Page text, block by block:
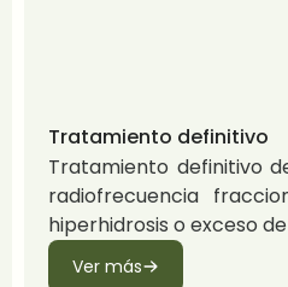
Tratamiento definitivo
Tratamiento definitivo
radiofrecuencia
hiperhidrosis o exceso
Ver más